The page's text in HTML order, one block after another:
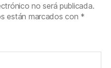
no será publicada.
están marcados con *